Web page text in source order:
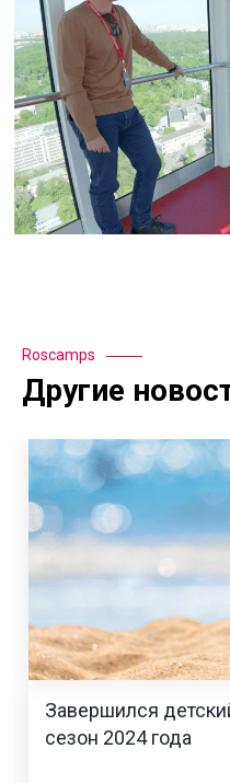
Roscamps
Другие
Завершился
сезон 2024 года